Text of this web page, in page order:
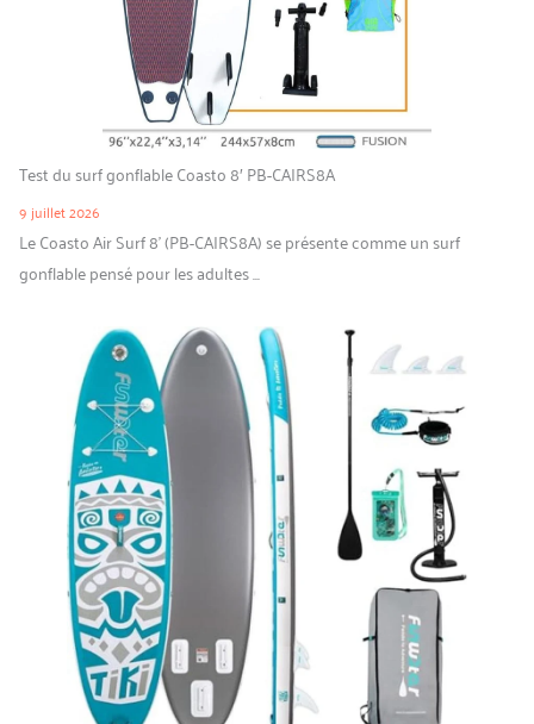
Test du surf gonflable Coasto 8′ PB-CAIRS8A
9 juillet 2026
Le Coasto Air Surf 8’ (PB-CAIRS8A) se présente comme un surf
gonflable pensé pour les adultes ...